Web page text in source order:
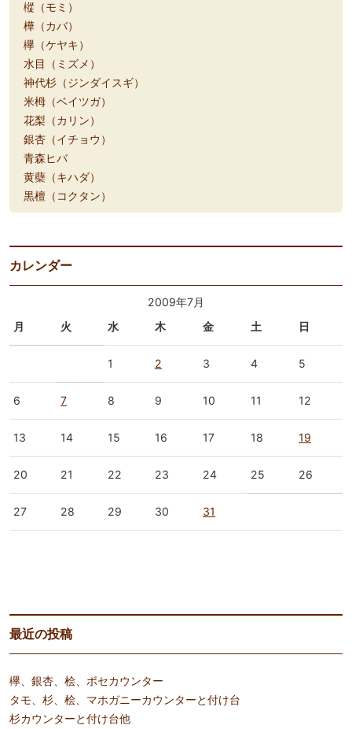
樅（モミ）
樺（カバ）
欅（ケヤキ）
水目（ミズメ）
神代杉（ジンダイスギ）
米栂（ベイツガ）
花梨（カリン）
銀杏（イチョウ）
青森ヒバ
黄蘗（キハダ）
黒檀（コクタン）
カレンダー
2009年7月
月
火 水 木 金 土 日
1 2 3 4 5
6 7 8 9 10 11 12
13 14 15 16 17 18 19
20 21 22 23 24 25 26
27 28 29 30 31
最近の投稿
欅、銀杏、桧、ボセカウンター
タモ、杉、桧、マホガニーカウンターと付け台
杉カウンターと付け台他